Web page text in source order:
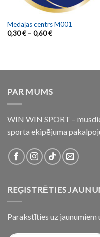
Medaļas centrs M001
0,30€– 0,60€
PAR MUMS
WIN WIN SPORT –
sporta ekipējuma
REĢISTRĒTIES
Parakstīties uz jaunumiem